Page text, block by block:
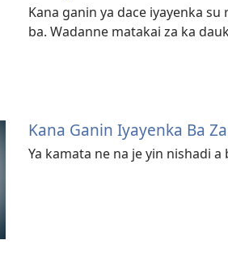
Kana ganin ya dace iyayenka
ba. Wadanne matakai za ka
Kana Ganin Iyayenka Ba
Ya kamata ne na je yin nishadi